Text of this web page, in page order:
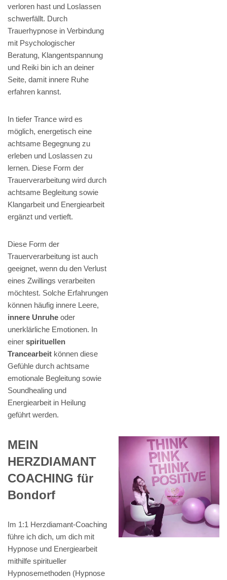
verloren hast und Loslassen
schwerfällt. Durch
Trauerhypnose in Verbindung
mit Psychologischer
Beratung, Klangentspannung
und Reiki bin ich an deiner
Seite, damit innere Ruhe
erfahren kannst.
In tiefer Trance wird es
möglich, energetisch eine
achtsame Begegnung zu
erleben und Loslassen zu
lernen. Diese Form der
Trauerverarbeitung wird durch
achtsame Begleitung sowie
Klangarbeit und Energiearbeit
ergänzt und vertieft.
Diese Form der
Trauerverarbeitung ist auch
geeignet, wenn du den Verlust
eines Zwillings verarbeiten
möchtest. Solche Erfahrungen
können häufig innere Leere,
innere Unruhe oder
unerklärliche Emotionen. In
einer spirituellen
Trancearbeit können diese
Gefühle durch achtsame
emotionale Begleitung sowie
Soundhealing und
Energiearbeit in Heilung
geführt werden.
MEIN
HERZDIAMANT
COACHING für
Bondorf
Im 1:1 Herzdiamant-Coaching
führe ich dich, um dich mit
Hypnose und Energiearbeit
mithilfe spiritueller
Hypnosemethoden (Hypnose